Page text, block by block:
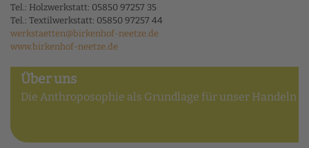
Tel.: Holzwerkstatt: 05850 97257 35
Tel.: Textilwerkstatt: 05850 97257 44
werkstaetten@birkenhof-neetze.de
www.birkenhof-neetze.de
Über uns
Die Anthroposophie als Grundlage für unser Handeln